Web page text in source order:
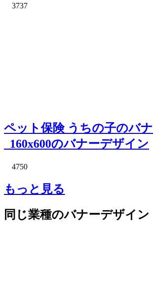
3737
ペット保険 うちの子のバ
_160x600のバナーデザイン
4750
もっと見る
同じ業種のバナーデザイン